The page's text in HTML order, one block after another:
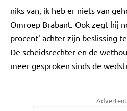
niks van, ik heb er niets van
Omroep Brabant. Ook zegt hij
procent' achter zijn beslissing
De scheidsrechter en de
meer gesproken sinds de